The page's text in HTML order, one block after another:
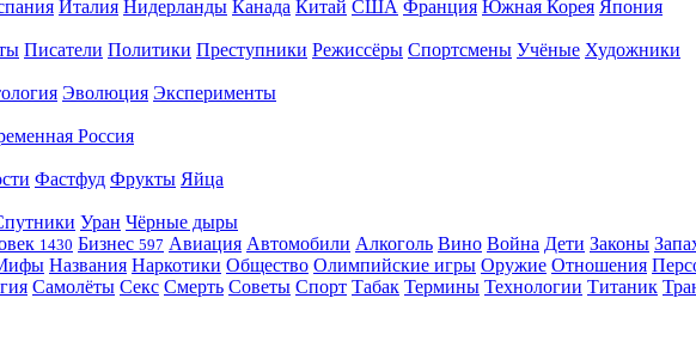
Италия Нидерланды Канада Китай США Франция Южная Корея Япония
Писатели Политики Преступники Режиссёры Спортсмены Учёные Художники
Эволюция Эксперименты
Россия
Фастфуд Фрукты Яйца
Уран Чёрные дыры
1430 Бизнес 597 Авиация Автомобили Алкоголь Вино Война Дети Законы
Названия Наркотики Общество Олимпийские игры Оружие Отношения
Самолёты Секс Смерть Советы Спорт Табак Термины Технологии Титаник